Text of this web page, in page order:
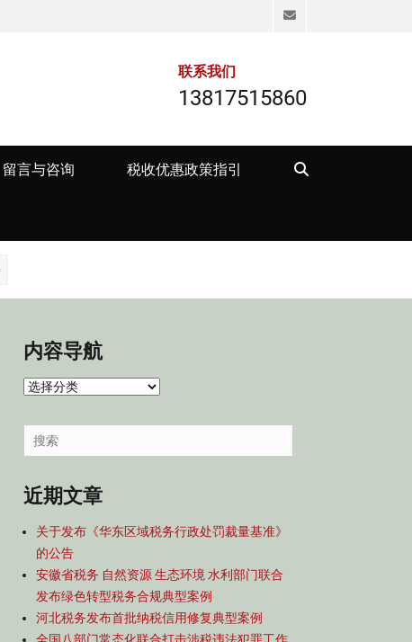
Email
联系我们
13817515860
留言与咨询 税收优惠政策指引
内容导航
内
导
航
Search
for:
近期文章
关于发布《华东区域税务行政处罚裁量基准》
的公告
安徽省税务 自然资源 生态环境 水利部门联合
发布绿色转型税务合规典型案例
河北税务发布首批纳税信用修复典型案例